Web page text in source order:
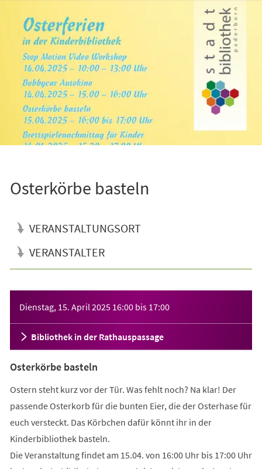
Osterkörbe basteln
VERANSTALTUNGSORT
VERANSTALTER
Dienstag, 15. April 2025 16:00 bis 17:00
Bibliothek in der Rathauspassage
Osterkörbe basteln
Ostern steht kurz vor der Tür. Was fehlt noch? Na klar! Der
passende Osterkorb für die bunten Eier, die der Osterhase für
euch versteckt. Das Körbchen dafür könnt ihr in der
Kinderbibliothek basteln.
Die Veranstaltung findet am 15.04. von 16:00 Uhr bis 17:00 Uhr